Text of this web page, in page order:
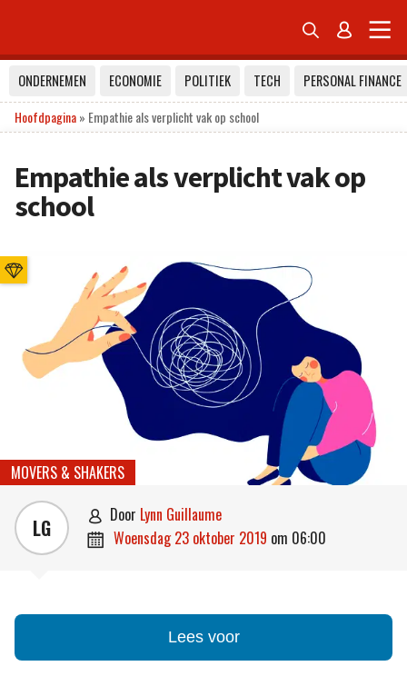
 
ONDERNEMEN ECONOMIE POLITIEK TECH
PERSONAL FINANCE
Hoofdpagina» Empathie als verplicht vak op school
Empathie als verplicht vak op
school
MOVERS & SHAKERS
LG  door Lynn Guillaume
 woensdag 23 oktober 2019 om 06:00
Lees voor